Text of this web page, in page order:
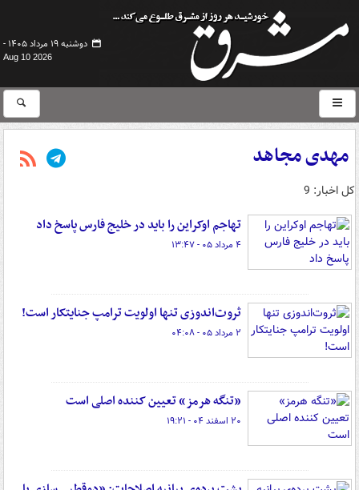
دوشنبه ۱۹ مرداد ۱۴۰۵ -
Aug 10 2026
مهدی مجاهد
کل اخبار: 9
تهاجم اوکراین را باید در خلیج فارس پاسخ داد
۴ مرداد ۰۵ - ۱۳:۴۷
ثروت‌اندوزی تنها اولویت ترامپ جنایتکار است!
۲ مرداد ۰۵ - ۰۴:۰۸
«تنگه هرمز» تعیین کننده اصلی است
۲۰ اسفند ۰۴ - ۱۹:۲۱